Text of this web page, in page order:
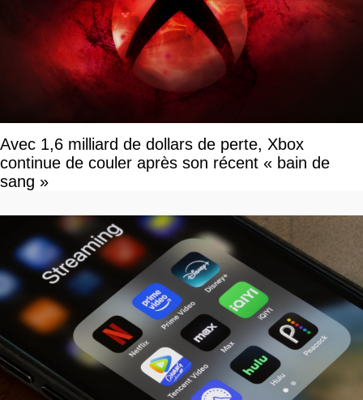
Avec 1,6 milliard de dollars de perte, Xbox
continue de couler après son récent « bain de
sang »